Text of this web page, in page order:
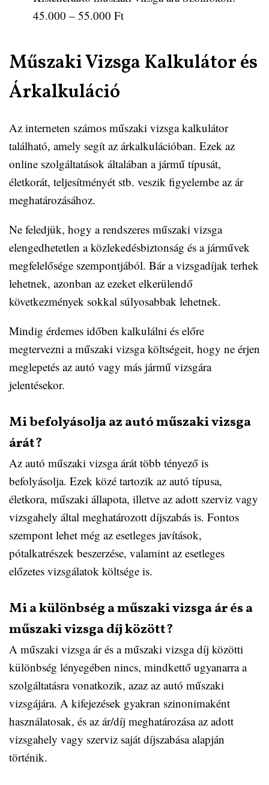
45.000 – 55.000 Ft
Műszaki Vizsga Kalkulátor és
Árkalkuláció
Az interneten számos műszaki vizsga kalkulátor
található, amely segít az árkalkulációban. Ezek az
online szolgáltatások általában a jármű típusát,
életkorát, teljesítményét stb. veszik figyelembe az ár
meghatározásához.
Ne feledjük, hogy a rendszeres műszaki vizsga
elengedhetetlen a közlekedésbiztonság és a járművek
megfelelősége szempontjából. Bár a vizsgadíjak terhek
lehetnek, azonban az ezeket elkerülendő
következmények sokkal súlyosabbak lehetnek.
Mindig érdemes időben kalkulálni és előre
megtervezni a műszaki vizsga költségeit, hogy ne érjen
meglepetés az autó vagy más jármű vizsgára
jelentésekor.
Mi befolyásolja az autó műszaki vizsga
árát?
Az autó műszaki vizsga árát több tényező is
befolyásolja. Ezek közé tartozik az autó típusa,
életkora, műszaki állapota, illetve az adott szerviz vagy
vizsgahely által meghatározott díjszabás is. Fontos
szempont lehet még az esetleges javítások,
pótalkatrészek beszerzése, valamint az esetleges
előzetes vizsgálatok költsége is.
Mi a különbség a műszaki vizsga ár és a
műszaki vizsga díj között?
A műszaki vizsga ár és a műszaki vizsga díj közötti
különbség lényegében nincs, mindkettő ugyanarra a
szolgáltatásra vonatkozik, azaz az autó műszaki
vizsgájára. A kifejezések gyakran szinonimaként
használatosak, és az ár/díj meghatározása az adott
vizsgahely vagy szerviz saját díjszabása alapján
történik.